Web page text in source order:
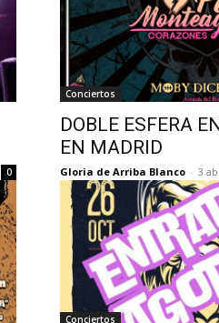
0
Conciertos
DOBLE ESFERA
EN MADRID
Gloria de Arriba Blanco - 3
Conciertos